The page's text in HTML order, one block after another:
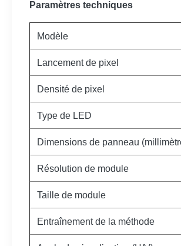
Paramètres techniques
Modèle
Lancement de pixel
Densité de pixel
Type de LED
Dimensions de panneau
Résolution de module
Taille de module
Entraînement de la méthode